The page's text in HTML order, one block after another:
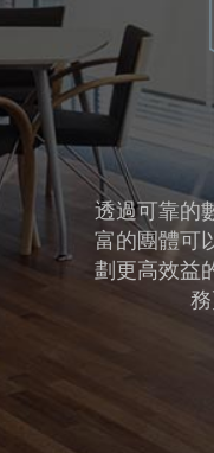
透過可靠的
富的團體可
劃更高效益